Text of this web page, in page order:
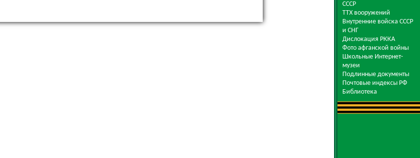
СССР
ТТХ вооружений
Внутренние войска СССР
и СНГ
Дислокация РККА
Фото афганской войны
Школьные Интернет-
музеи
Подлинные документы
Почтовые индексы РФ
Библиотека